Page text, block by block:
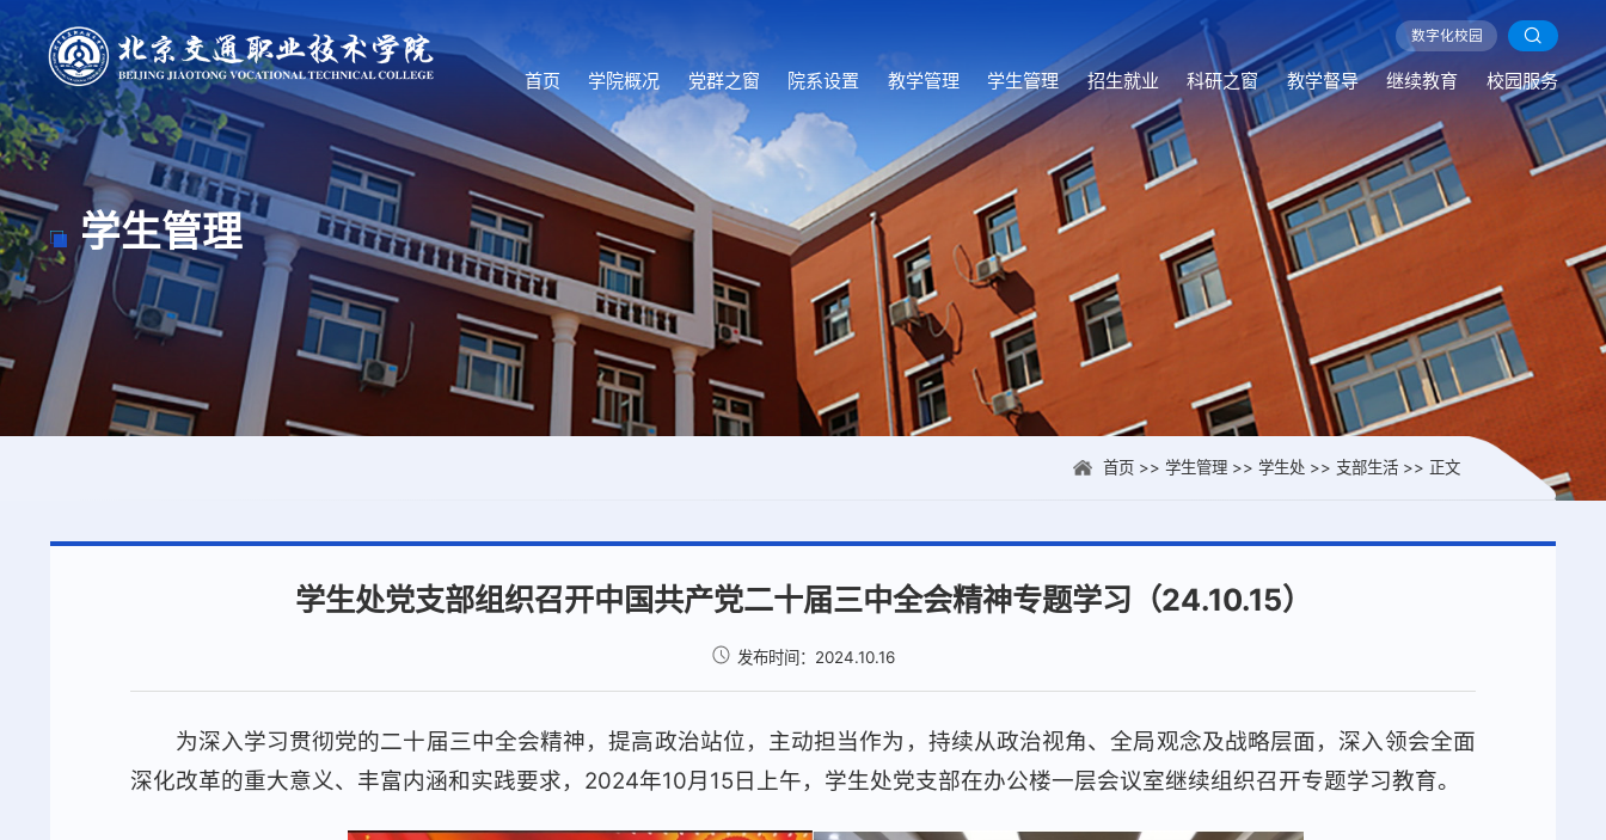
数字化校园
数字化校园
数字化校园
数字化校园
数字化校园
数字化校园
数字化校园
数字化校园
数字化校园
数字化校园
数字化校园
数字化校园
数字化校园
数字化校园
数字化校园
数字化校园
数字化校园
数字化校园
数字化校园
数字化校园
数字化校园
数字化校园
数字化校园
数字化校园
数字化校园
数字化校园
数字化校园
数字化校园
数字化校园
数字化校园
数字化校园
数字化校园
数字化校园
数字化校园
数字化校园
数字化校园
数字化校园
数字化校园
数字化校园
数字化校园
数字化校园
数字化校园
数字化校园
数字化校园
数字化校园
数字化校园
数字化校园
数字化校园
数字化校园
数字化校园
数字化校园
数字化校园
数字化校园